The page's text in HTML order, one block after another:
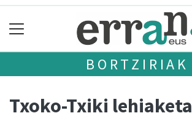
BORTZIRIAK
Txoko-Txiki lehiaketa